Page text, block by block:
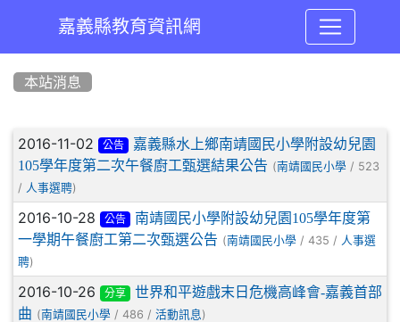
嘉義縣教育資訊網
本站消息
文章列表
2016-11-02 公告
嘉義縣水上鄉南靖國民小學附設幼兒園
105學年度第二次午餐廚工甄選結果公告 (南靖國民小學 / 523
/ 人事選聘)
2016-10-28 公告
南靖國民小學附設幼兒園105學年度第
一學期午餐廚工第二次甄選公告 (南靖國民小學 / 435 / 人事選
聘)
2016-10-26 分享
世界和平遊戲末日危機高峰會-嘉義首部
曲 (南靖國民小學 / 486 / 活動訊息 )